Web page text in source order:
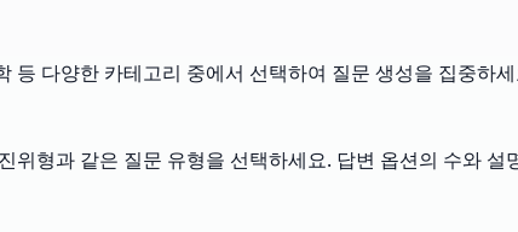
등 다양한 카테고리 중에서 선택하여 질문 생성을 집중하
형과 같은 질문 유형을 선택하세요. 답변 옵션의 수와 설